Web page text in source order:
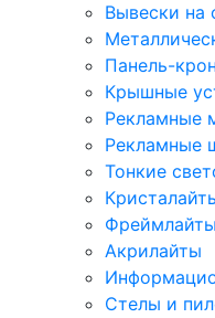
Вывески на
Панель-
Крышные
Рекламные
Рекламные
Тонкие
Фреймлайты
Акрилайты
Стелы и